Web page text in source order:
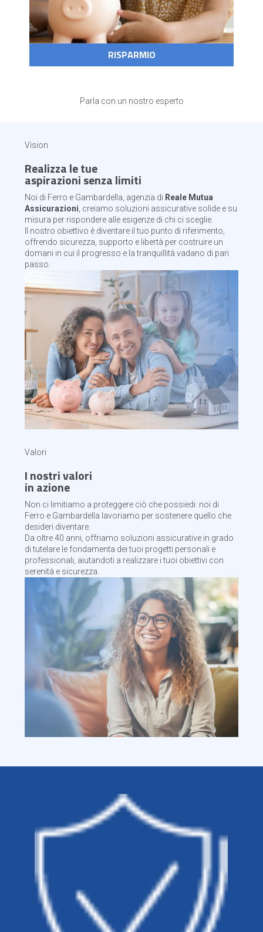
RISPARMIO
Parla con un nostro esperto
Vision
Realizza le tue
aspirazioni senza limiti
Noi di Ferro e Gambardella, agenzia di Reale Mutua
Assicurazioni , creiamo soluzioni assicurative solide e su
misura per rispondere alle esigenze di chi ci sceglie.
Il nostro obiettivo è diventare il tuo punto di riferimento,
offrendo sicurezza, supporto e libertà per costruire un
domani in cui il progresso e la tranquillità vadano di pari
passo.
Valori
I nostri valori
in azione
Non ci limitiamo a proteggere ciò che possiedi: noi di
Ferro e Gambardella lavoriamo per sostenere quello che
desideri diventare.
Da oltre 40 anni, offriamo soluzioni assicurative in grado
di tutelare le fondamenta dei tuoi progetti personali e
professionali, aiutandoti a realizzare i tuoi obiettivi con
serenità e sicurezza.